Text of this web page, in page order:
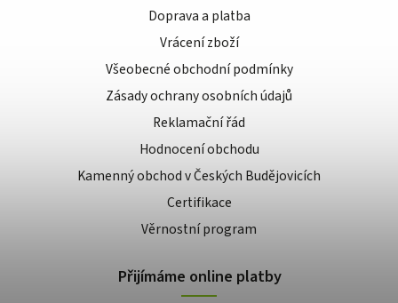
Doprava a platba
Vrácení zboží
Všeobecné obchodní podmínky
Zásady ochrany osobních údajů
Reklamační řád
Hodnocení obchodu
Kamenný obchod v Českých Budějovicích
Certifikace
Věrnostní program
Přijímáme online platby